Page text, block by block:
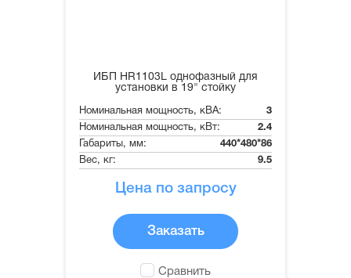
ИБП HR1103L однофазный для
установки в 19" стойку
Номинальная мощность, кВА:
3
Номинальная мощность, кВт:
2.4
Габариты, мм:
440*480*86
Вес, кг:
9.5
Цена по запросу
Заказать
Сравнить